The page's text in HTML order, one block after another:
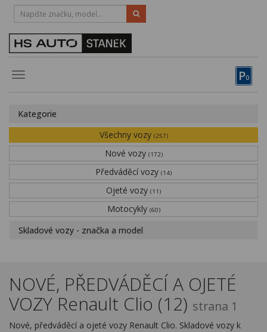
P0
Toggle
HOTLINE:
STRAKONICE-383 335 366
Obytné vozy
Financování
Novinky
Kontakty
Kategorie
Všechny vozy (257)
Nové vozy (172)
Předváděcí vozy (14)
Ojeté vozy (11)
Motocykly (60)
Skladové vozy - značka a model
NOVÉ, PŘEDVÁDĚCÍ A OJETÉ
VOZY Renault Clio (12) strana 1
Nové, předváděcí a ojeté vozy Renault Clio. Skladové vozy k